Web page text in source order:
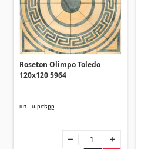
Зонты и качели
Зонты(10)
Другие
Строительная фанера
Roseton Olimpo Toledo
120x120 5964
шт. - արժեքը